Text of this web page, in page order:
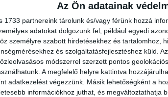
Az Ön adatainak
1733 partnereink tárolunk és/vagy férünk hozzá
adatokat dolgozunk fel, például egyedi
személyre szabott hirdetésekhez és tartalomhoz,
és szolgáltatásfejlesztéshez küld.
módszerrel szerzett pontos
A megfelelő helyre kattintva
adatkezelést végezzünk. Másik lehetőségként a
információkhoz juthat, és megváltoztathatja